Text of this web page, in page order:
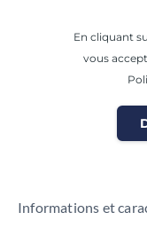
En cliquant
vous
Informations et